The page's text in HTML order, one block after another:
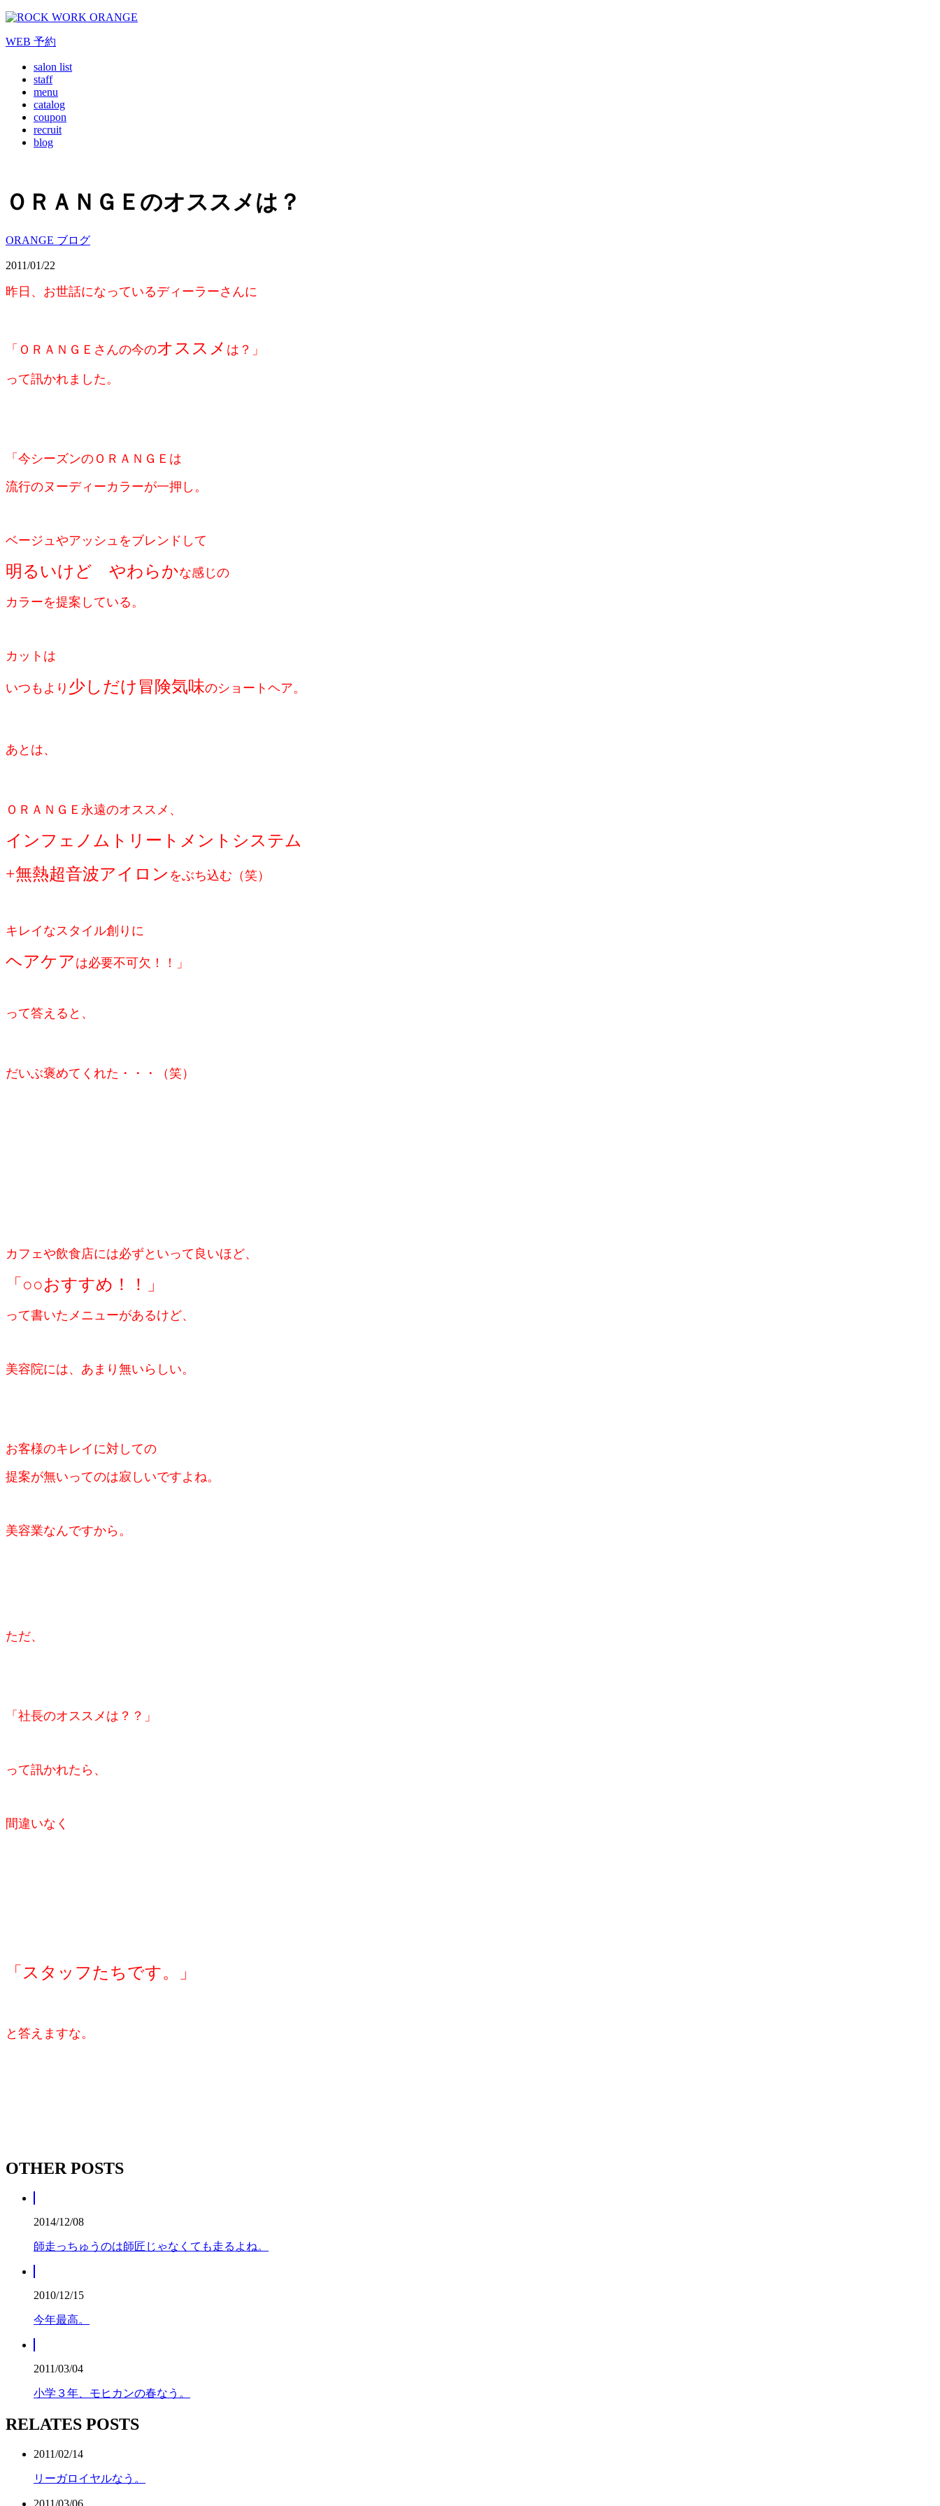
WEB 予約
salon list
staff
menu
catalog
coupon
recruit
blog
ＯＲＡＮＧＥのオススメは？
ORANGE ブログ
2011/01/22
昨日、お世話になっているディーラーさんに
「ＯＲＡＮＧＥさんの今のオススメ は ？」
って訊かれました。
「今シーズンのＯＲＡＮＧＥは
流行のヌーディーカラーが一押し。
ベージュやアッシュをブレンドして
明るいけど やわらかな感じの
カラーを提案している。
カットは
いつもより 少しだけ冒険気味のショートヘア。
あとは、
ＯＲＡＮＧＥ永遠のオススメ、
インフェノムトリートメントシステム
+無熱超音波アイロン をぶち込む（笑）
キレイなスタイル創りに
ヘアケアは必要不可欠！！」
って答えると、
だいぶ褒めてくれた・・・（笑）
カフェや飲食店には必ずといって良いほど、
「○○おすすめ！！」
って書いたメニューがあるけど、
美容院には、あまり無いらしい。
お客様のキレイに対しての
提案が無いってのは寂しいですよね。
美容業なんですから。
ただ、
「社長のオススメは？？」
って訊かれたら、
間違いなく
「スタッフたちです。」
と答えますな。
OTHER POSTS
2014/12/08
師走っちゅうのは師匠じゃなくても走るよね。
2010/12/15
今年最高。
2011/03/04
小学３年、モヒカンの春なう。
RELATES POSTS
2011/02/14
リーガロイヤルなう。
2011/03/06